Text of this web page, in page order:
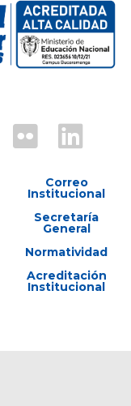
Correo
Institucional
Secretaría
General
Normatividad
Acreditación
Institucional